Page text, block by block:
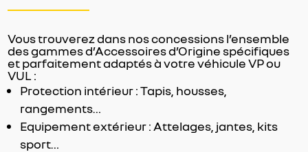
Vous trouverez dans nos concessions l’ensemble
des gammes d’Accessoires d’Origine spécifiques
et parfaitement adaptés à votre véhicule VP ou
VUL :
Protection intérieur : Tapis, housses,
rangements…
Equipement extérieur : Attelages, jantes, kits
sport…